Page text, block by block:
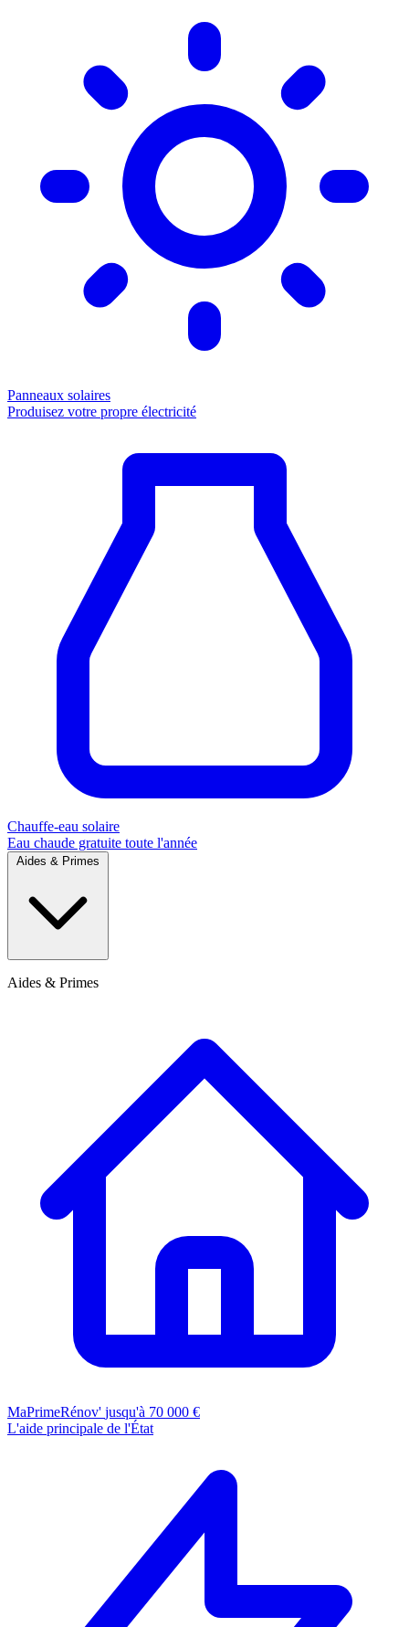
Panneaux solaires
Produisez votre propre électricité
Chauffe-eau solaire
Eau chaude gratuite toute l'année
Aides & Primes
MaPrimeRénov' jusqu'à 70 000 €
L'aide principale de l'État